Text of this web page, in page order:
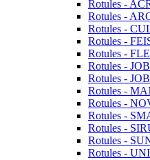
Rotules -
Rotules -
Rotules -
Rotules -
Rotules -
Rotules -
Rotules -
Rotules -
Rotules -
Rotules -
Rotules -
Rotules -
Rotules -